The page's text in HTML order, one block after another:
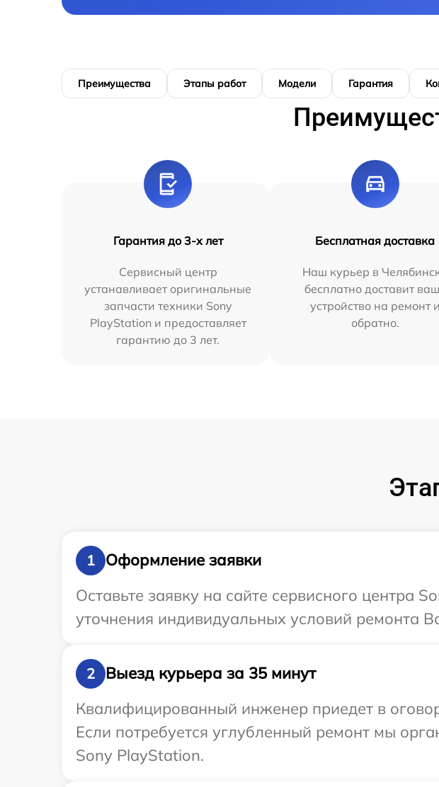
Преимущества Этапы работ Модели Гарантия
Гарантия до 3-х лет
Сервисный центр
устанавливает оригинальные
запчасти техники Sony
PlayStation и предоставляет
гарантию до 3 лет.
Бесплатная доставка
Наш курьер в
бесплатно доставит
устройство на ремонт и
обратно.
1
Оформление заявки
Оставьте заявку на сайте сервисного центра
уточнения индивидуальных условий ремонта
2
Выезд курьера за 35 минут
Квалифицированный инженер приедет в
Если потребуется углубленный ремонт мы
Sony PlayStation.